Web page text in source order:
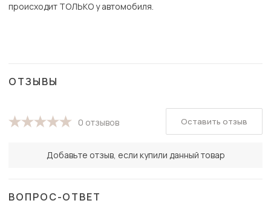
происходит ТОЛЬКО у автомобиля.
ОТЗЫВЫ
0 отзывов
Добавьте отзыв, если купили данный товар
Оставить отзыв
ВОПРОС-ОТВЕТ